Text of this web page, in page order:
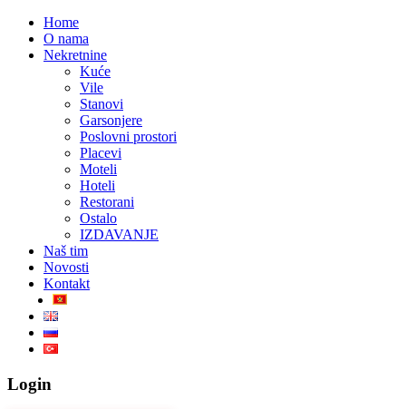
Home
O nama
Nekretnine
Kuće
Vile
Stanovi
Garsonjere
Poslovni prostori
Placevi
Moteli
Hoteli
Restorani
Ostalo
IZDAVANJE
Naš tim
Novosti
Kontakt
Login